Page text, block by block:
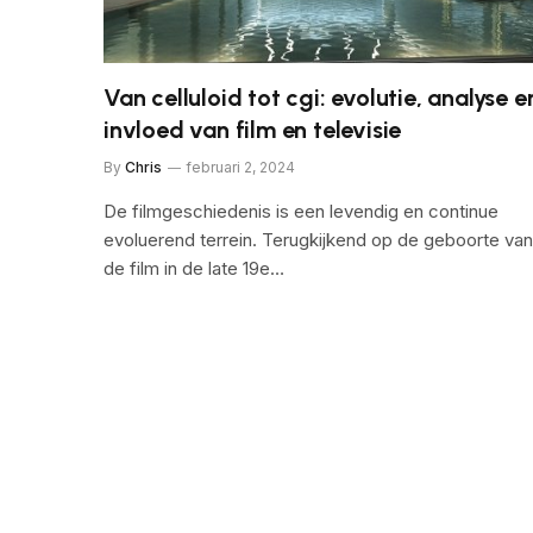
Van celluloid tot cgi: evolutie, analyse
invloed van film en televisie
By Chris februari 2, 2024
De filmgeschiedenis is een levendig en continue
evoluerend terrein. Terugkijkend op de geboorte van
de film in de late 19e…